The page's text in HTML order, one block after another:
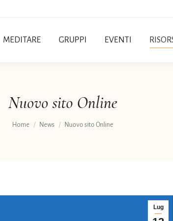
MEDITARE GRUPPI EVENTI
Nuovo sito Online
Tu sei qui:
Home News Nuovo sito Online
Lug